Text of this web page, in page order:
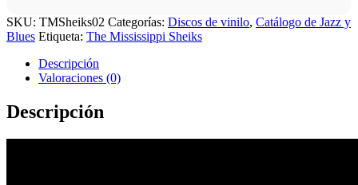
SKU: TMSheiks02 Categorías: Discos de vinilo, Catálogo de Jazz y
Blues Etiqueta: The Mississippi Sheiks
Descripción
Valoraciones (0)
Descripción